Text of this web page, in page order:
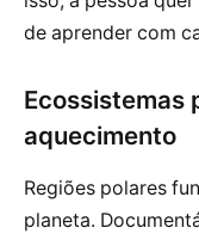
de aprender com
Ecossistemas
aquecimento
Regiões polares
planeta.